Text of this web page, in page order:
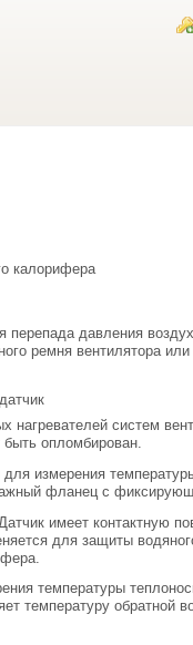
давления
ремня вентилятора
нагревателей систем
опломбирован.
измерения
фланец с
имеет контактную
для защиты
температуры
температуру обратной